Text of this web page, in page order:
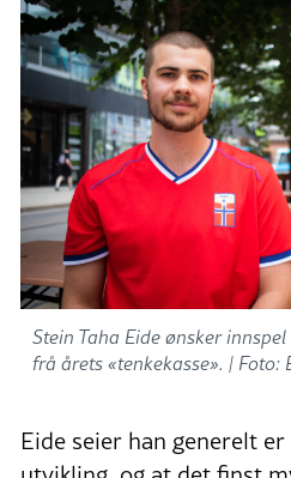
Stein Taha Eide ønsker
frå årets «tenkekasse». | Foto:
Eide seier han generelt